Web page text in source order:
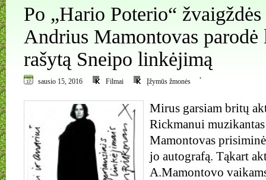
Po „Hario Poterio“
Andrius Mamontovas
rašytą Sneipo linkėjimą
sausio 15, 2016 Filmai
,
Įžymūs žmonės
Mirus garsiam britų
Rickmanui
Mamontovas
jo autografą. Tąkart
A.Mamontovo